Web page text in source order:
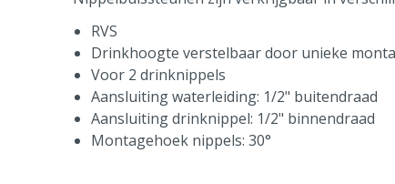
RVS
Drinkhoogte verstelbaar door unieke
Voor 2 drinknippels
Aansluiting waterleiding: 1/2" buitendraad
Aansluiting drinknippel: 1/2" binnendraad
Montagehoek nippels: 30°